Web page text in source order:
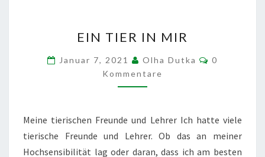
TIER
IN
MIR
EIN TIER IN MIR
Januar 7, 2021 Olha Dutka
0
Kommentare
Meine tierischen Freunde und Lehrer Ich hatte viele
tierische Freunde und Lehrer. Ob das an meiner
Hochsensibilität lag oder daran, dass ich am besten